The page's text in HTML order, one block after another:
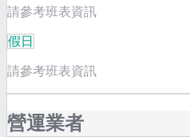
請參考班表資訊
假日
請參考班表資訊
營運業者